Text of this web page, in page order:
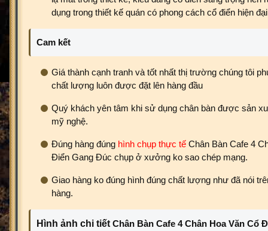
dụng trong thiết kế quán có phong cách cổ điển hiện
Cam kết
Giá thành cạnh tranh và tốt nhất thị trường chúng tôi
chất lượng luôn được đặt lên hàng đầu
Quý khách yên tâm khi sử dụng chân bàn được sản
mỹ nghệ.
Đúng hàng đúng hình chụp thực tế Chân Bàn Cafe 4
Điển Gang Đúc chụp ở xưởng ko sao chép mạng.
Giao hàng ko đúng hình đúng chất lượng như đã nói
hàng.
Hình ảnh chi tiết Chân Bàn Cafe 4 Chân Hoa Văn Cổ